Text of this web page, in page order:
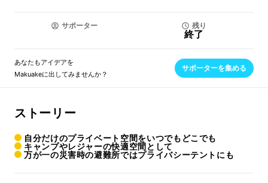
サポーター 残り
終了
あなたもアイデアを
Makuakeに出してみませんか？
サポーターを集める
ストーリー
自分だけのプライベート空間をいつでもどこでも
キャンプやレジャーの快適空間として
万が一の災害時の避難所ではプライバシーテントにも